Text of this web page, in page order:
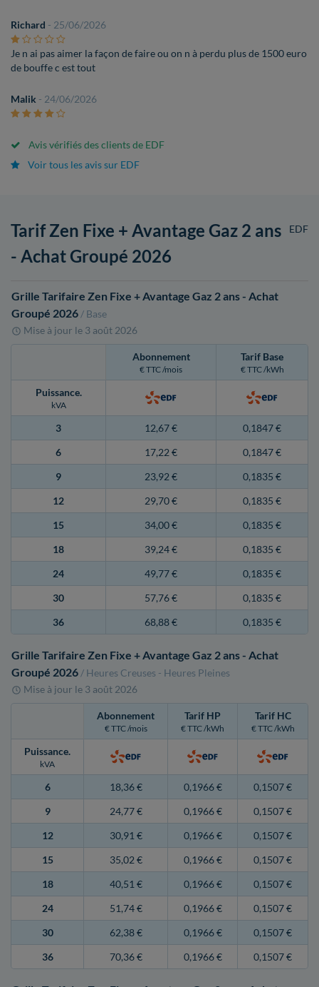
Richard - 25/06/2026
Je n ai pas aimer la façon de faire ou on n à perdu plus de 1500 euro
de bouffe c est tout
Malik - 24/06/2026
Avis vérifiés des clients de EDF
Voir tous les avis sur EDF
EDF
Tarif Zen Fixe + Avantage Gaz 2 ans
- Achat Groupé 2026
Grille Tarifaire Zen Fixe + Avantage Gaz 2 ans - Achat
Groupé 2026 / Base
Mise à jour le 3 août 2026
Abonnement
€ TTC /mois
Tarif Base
€ TTC /kWh
Puissance.
kVA
3 12,67 €
0,1847 €
6
17,22 €
0,1847 €
9
23,92 €
0,1835 €
12
29,70 €
0,1835 €
15
34,00 €
0,1835 €
18
39,24 €
0,1835 €
24
49,77 €
0,1835 €
30
57,76 €
0,1835 €
36
68,88 € 0,1835 €
Grille Tarifaire Zen Fixe + Avantage Gaz 2 ans - Achat
Groupé 2026 / Heures Creuses - Heures Pleines
Mise à jour le 3 août 2026
Abonnement
€ TTC /mois
Tarif HP
€ TTC /kWh
Tarif HC
€ TTC /kWh
Puissance.
kVA
6 18,36 € 0,1966 €
0,1507 €
9
24,77 € 0,1966 €
0,1507 €
12
30,91 € 0,1966 €
0,1507 €
15
35,02 € 0,1966 €
0,1507 €
18
40,51 € 0,1966 €
0,1507 €
24
51,74 € 0,1966 €
0,1507 €
30
62,38 € 0,1966 €
0,1507 €
36
70,36 € 0,1966 € 0,1507 €